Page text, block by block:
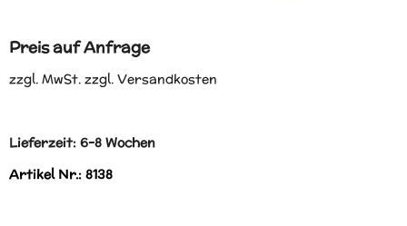
Preis auf Anfrage
zzgl. MwSt. zzgl. Versandkosten
Lieferzeit: 6-8 Wochen
Artikel Nr.: 8138